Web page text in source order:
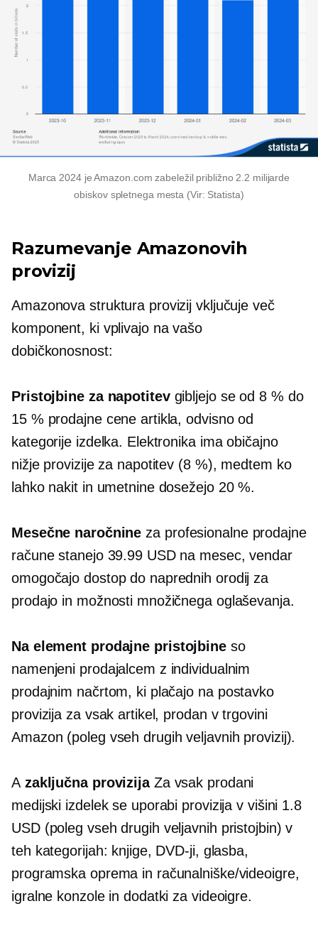
Marca 2024 je Amazon.com zabeležil približno 2.2 milijarde
obiskov spletnega mesta (Vir: Statista)
Razumevanje Amazonovih
provizij
Amazonova struktura provizij vključuje več
komponent, ki vplivajo na vašo
dobičkonosnost:
Pristojbine za napotitevgibljejo se od 8 % do
15 % prodajne cene artikla, odvisno od
kategorije izdelka. Elektronika ima običajno
nižje provizije za napotitev (8 %), medtem ko
lahko nakit in umetnine dosežejo 20 %.
Mesečne naročnine za profesionalne prodajne
račune stanejo 39.99 USD na mesec, vendar
omogočajo dostop do naprednih orodij za
prodajo in možnosti množičnega oglaševanja.
Na element prodajne pristojbineso
namenjeni prodajalcem z individualnim
prodajnim načrtom, ki plačajo na postavko
provizija za vsak artikel, prodan v trgovini
Amazon (poleg vseh drugih veljavnih provizij).
A zaključna provizijaZa vsak prodani
medijski izdelek se uporabi provizija v višini 1.8
USD (poleg vseh drugih veljavnih pristojbin) v
teh kategorijah: knjige, DVD-ji, glasba,
programska oprema in računalniške/videoigre,
igralne konzole in dodatki za videoigre.